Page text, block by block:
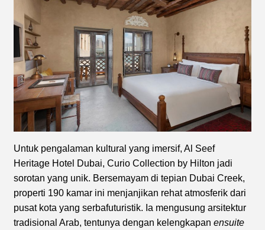
Untuk pengalaman kultural yang imersif, Al Seef
Heritage Hotel Dubai, Curio Collection by Hilton jadi
sorotan yang unik. Bersemayam di tepian Dubai Creek,
properti 190 kamar ini menjanjikan rehat atmosferik dari
pusat kota yang serbafuturistik. Ia mengusung arsitektur
tradisional Arab, tentunya dengan kelengkapan ensuite